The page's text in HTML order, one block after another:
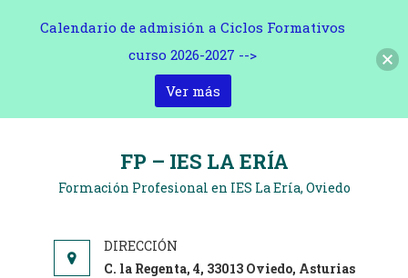
contenido
FP – IES LA ERÍA
Formación Profesional en IES La Ería, Oviedo
C. la Regenta, 4, 33013 Oviedo, Asturias
Calendario de admisión a Ciclos Formativos
curso 2026-2027 -->
Ver más